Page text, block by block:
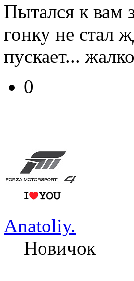
Пытался к вам
гонку не стал
пускает...
0
Anatoliy.
Новичок